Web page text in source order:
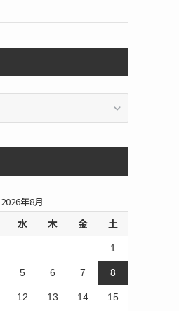
2026年8月
水 木 金 土
1
5 6 7 8
12 13 14 15